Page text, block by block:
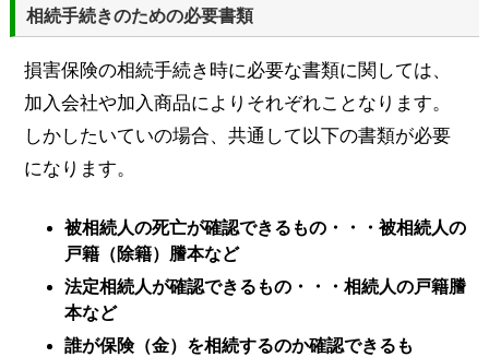
相続手続きのための必要書類
損害保険の相続手続き時に必要な書類に関しては、
加入会社や加入商品によりそれぞれことなります。
しかしたいていの場合、共通して以下の書類が必要
になります。
被相続人の死亡が確認できるもの・・・被相続人の
戸籍（除籍）謄本など
法定相続人が確認できるもの・・・相続人の戸籍謄
本など
誰が保険（金）を相続するのか確認できるも